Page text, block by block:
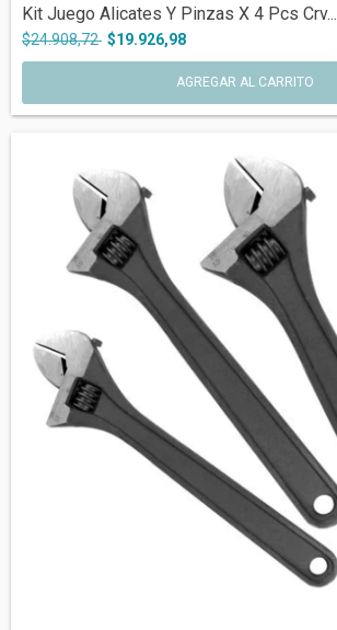
Kit Juego Alicates Y Pinzas X 4 Pcs Crv...
$24.908,72 $19.926,98